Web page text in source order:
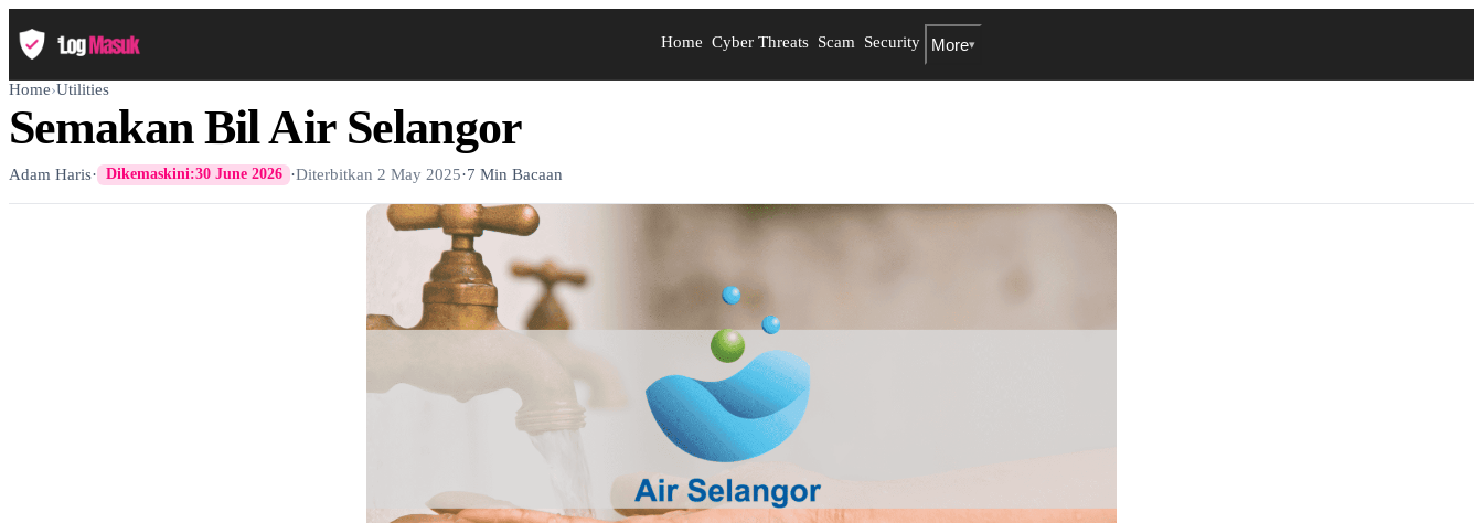
Home Cyber Threats Scam Security More▾
Home›Utilities
Semakan Bil Air Selangor
Adam Haris· Dikemaskini:30 June 2026 ·Diterbitkan 2 May 2025·7 Min Bacaan